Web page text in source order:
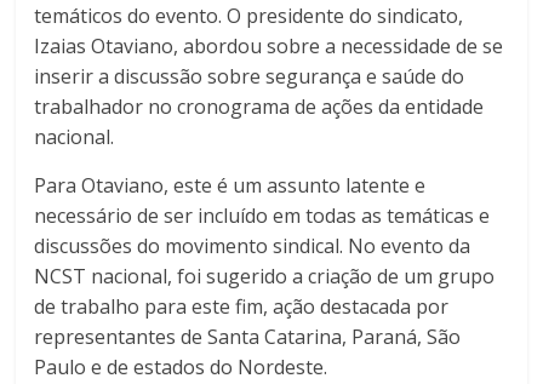
temáticos do evento. O presidente do sindicato,
Izaias Otaviano, abordou sobre a necessidade de se
inserir a discussão sobre segurança e saúde do
trabalhador no cronograma de ações da entidade
nacional.
Para Otaviano, este é um assunto latente e
necessário de ser incluído em todas as temáticas e
discussões do movimento sindical. No evento da
NCST nacional, foi sugerido a criação de um grupo
de trabalho para este fim, ação destacada por
representantes de Santa Catarina, Paraná, São
Paulo e de estados do Nordeste.